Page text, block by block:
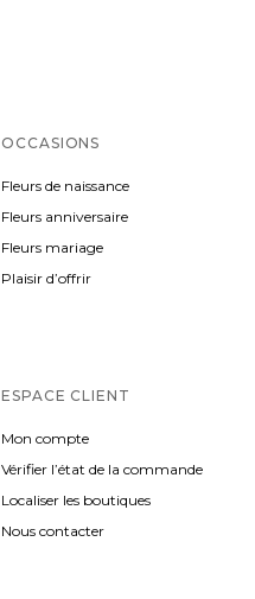
OCCASIONS
Fleurs de naissance
Fleurs anniversaire
Fleurs mariage
Plaisir d’offrir
ESPACE CLIENT
Mon compte
Vérifier l’état de la commande
Localiser les boutiques
Nous contacter